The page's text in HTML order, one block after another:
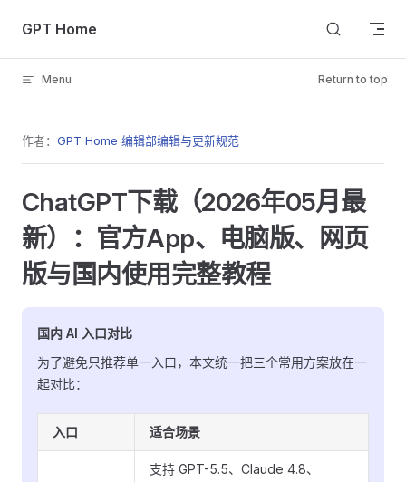
Skip to content
GPT Home
Menu Return to top
作者： GPT Home 编辑部编辑与更新规范
ChatGPT下载（2026年05月最
新）：官方App、电脑版、网页
版与国内使用完整教程
国内 AI 入口对比
为了避免只推荐单一入口，本文统一把三个常用方案放在一
起对比：
入口 适合场景
支持 GPT-5.5、Claude 4.8、